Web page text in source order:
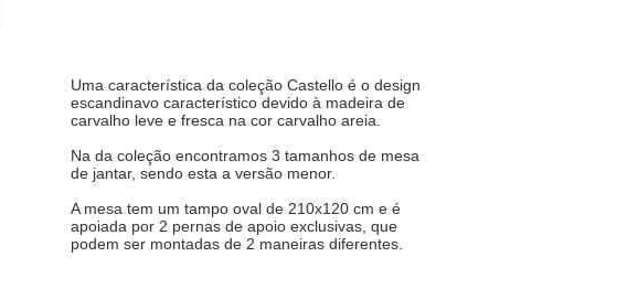
Uma característica da coleção Castello é o design
escandinavo característico devido à madeira de
carvalho leve e fresca na cor carvalho areia.
Na da coleção encontramos 3 tamanhos de mesa
de jantar, sendo esta a versão menor.
A mesa tem um tampo oval de 210x120 cm e é
apoiada por 2 pernas de apoio exclusivas, que
podem ser montadas de 2 maneiras diferentes.